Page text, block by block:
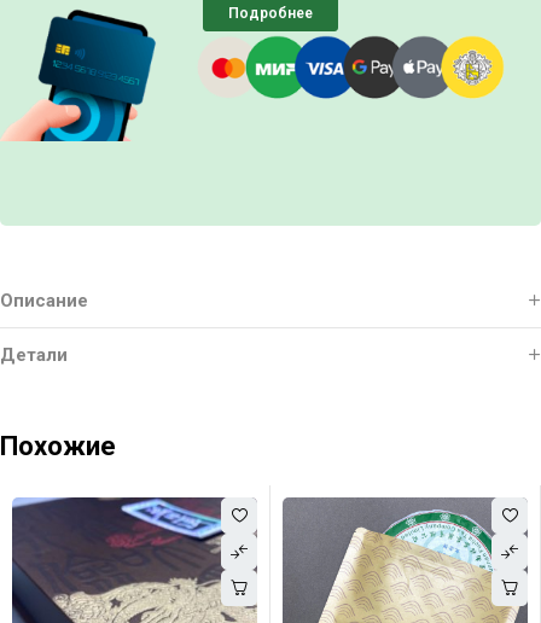
Подробнее
Описание
Детали
Похожие